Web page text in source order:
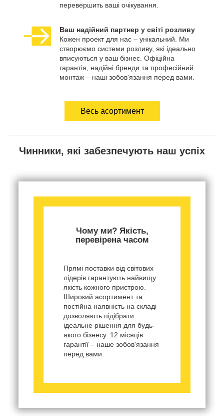
перевершить ваші очікування.
Ваш надійний партнер у світі розливу
Кожен проект для нас – унікальний. Ми
створюємо системи розливу, які ідеально
вписуються у ваш бізнес. Офіційна
гарантія, надійні бренди та професійний
монтаж – наші зобов'язання перед вами.
Весь асортимент
Чинники, які забезпечують наш успіх
Чому ми? Якість,
перевірена часом
Прямі поставки від світових
лідерів гарантують найвищу
якість кожного пристрою.
Широкий асортимент та
постійна наявність на складі
дозволяють підібрати
ідеальне рішення для будь-
якого бізнесу. 12 місяців
гарантії – наше зобов'язання
перед вами.